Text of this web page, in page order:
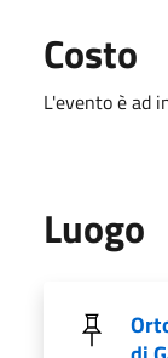
Costo
L'evento è ad
Luogo